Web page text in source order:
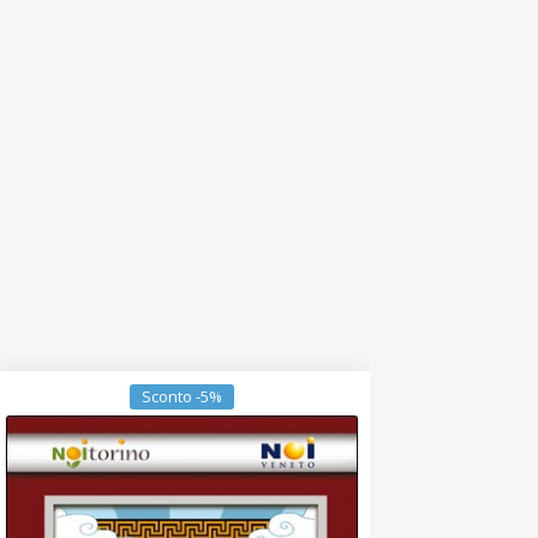
Sconto -5%